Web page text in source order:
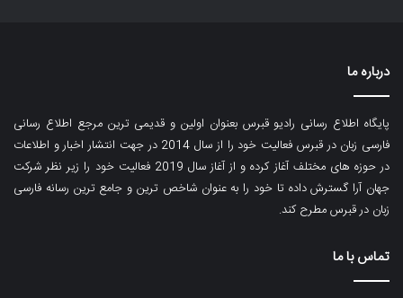
درباره ما
پایگاه اطلاع رسانی رادیو قبرس بعنوان اولین و قدیمی ترین مرجع اطلاع رسانی
فارسی زبان در قبرس فعالیت خود را از سال 2014 در جهت انتشار اخبار و اطلاعات
در حوزه های مختلف آغاز کرده و از آغاز سال 2019 فعالیت خود را زیر نظر شرکت
جهان آرا گسترش داده تا خود را به عنوان شاخص ترین و جامع ترین رسانه فارسی
زبان در قبرس مطرح کند.
تماس با ما